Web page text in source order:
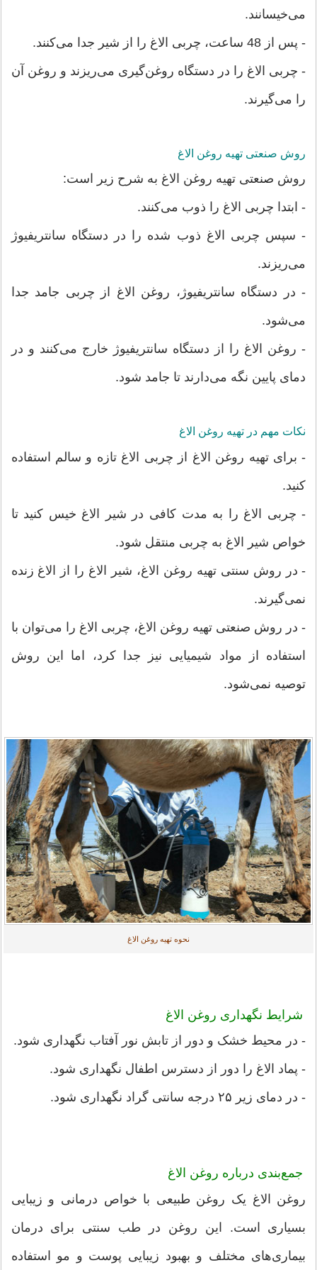
می‌خیسانند.
- پس از 48 ساعت، چربی الاغ را از شیر جدا می‌کنند.
- چربی الاغ را در دستگاه روغن‌گیری می‌ریزند و روغن آن
را می‌گیرند.
روش صنعتی تهیه روغن الاغ
روش صنعتی تهیه روغن الاغ به شرح زیر است:
- ابتدا چربی الاغ را ذوب می‌کنند.
- سپس چربی الاغ ذوب شده را در دستگاه سانتریفیوژ
می‌ریزند.
- در دستگاه سانتریفیوژ، روغن الاغ از چربی جامد جدا
می‌شود.
- روغن الاغ را از دستگاه سانتریفیوژ خارج می‌کنند و در
دمای پایین نگه می‌دارند تا جامد شود.
نکات مهم در تهیه روغن الاغ
- برای تهیه روغن الاغ از چربی الاغ تازه و سالم استفاده
کنید.
- چربی الاغ را به مدت کافی در شیر الاغ خیس کنید تا
خواص شیر الاغ به چربی منتقل شود.
- در روش سنتی تهیه روغن الاغ، شیر الاغ را از الاغ زنده
نمی‌گیرند.
- در روش صنعتی تهیه روغن الاغ، چربی الاغ را می‌توان با
استفاده از مواد شیمیایی نیز جدا کرد، اما این روش
توصیه نمی‌شود.
نحوه تهیه روغن الاغ
شرایط نگهداری روغن الاغ
- در محیط خشک و دور از تابش نور آفتاب نگهداری شود.
- پماد الاغ را دور از دسترس اطفال نگهداری شود.
- در دمای زیر ۲۵ درجه سانتی گراد نگهداری شود.
جمع‌بندی درباره روغن الاغ
روغن الاغ یک روغن طبیعی با خواص درمانی و زیبایی
بسیاری است. این روغن در طب سنتی برای درمان
بیماری‌های مختلف و بهبود زیبایی پوست و مو استفاده